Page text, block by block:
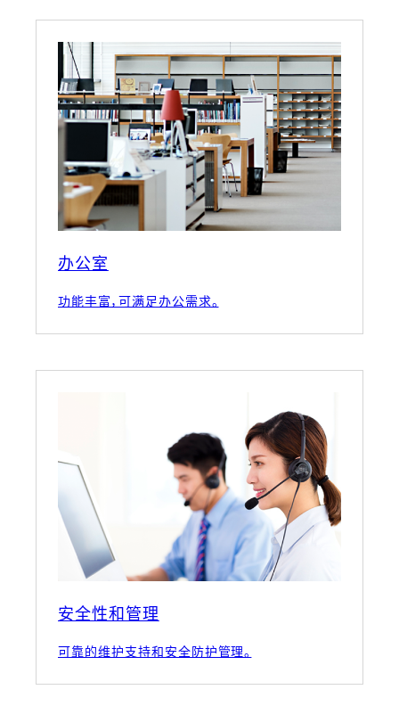
办公室
功能丰富，可满足办公需求。
安全性和管理
可靠的维护支持和安全防护管理。